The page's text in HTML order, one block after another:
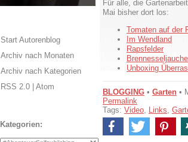
Für alle, die
Mai bisher dort los:
Tomaten auf der
Im Wendland
Rapsfelder
Unboxing
BLOGGING • Garten •
Permalink
Tags: Video Links
Start Autorenblog
Archiv nach Monaten
Archiv nach Kategorien
RSS 2.0 | Atom
Kategorien: